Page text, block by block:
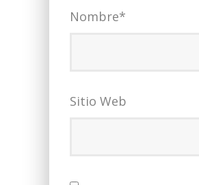
Nombre*
Sitio Web